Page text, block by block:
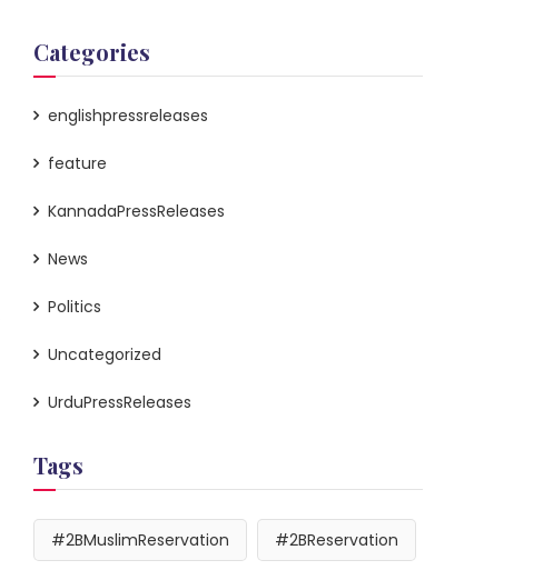
Categories
englishpressreleases
feature
KannadaPressReleases
News
Politics
Uncategorized
UrduPressReleases
Tags
#2BMuslimReservation #2BReservation